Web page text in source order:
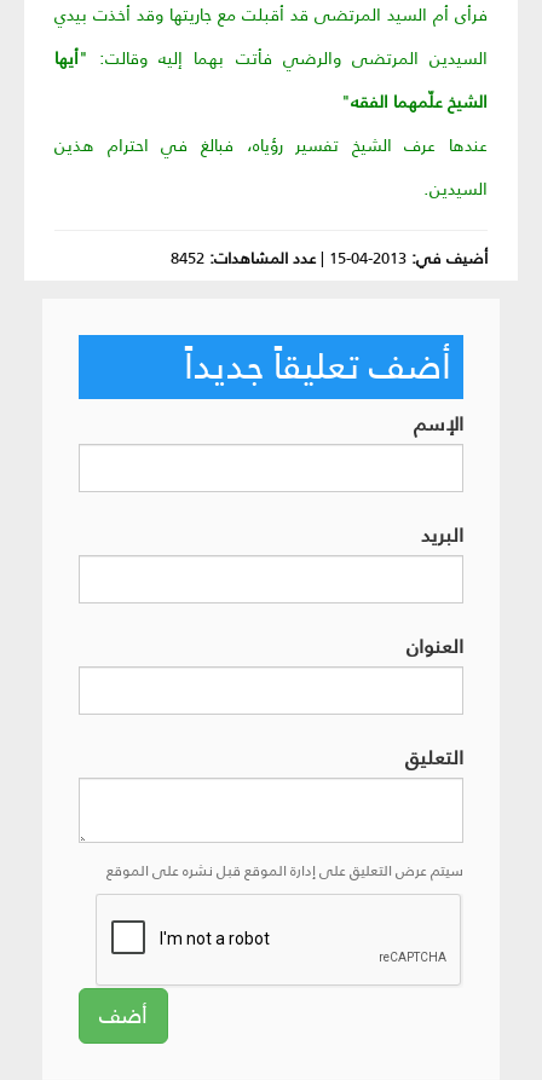
فرأى أم السيد المرتضى قد أقبلت مع جاريتها وقد أخذت بيدي
السيدين المرتضى والرضي فأتت بهما إليه وقالت: "أيها
الشيخ علّمهما الفقه"
عندها عرف الشيخ تفسير رؤياه، فبالغ في احترام هذين
السيدين.
أضيف في: 2013-04-15
|عدد المشاهدات: 8452
أضف تعليقاً جديداً
الإسم
البريد
العنوان
التعليق
سيتم عرض التعليق على إدارة الموقع قبل نشره على الموقع
أضف